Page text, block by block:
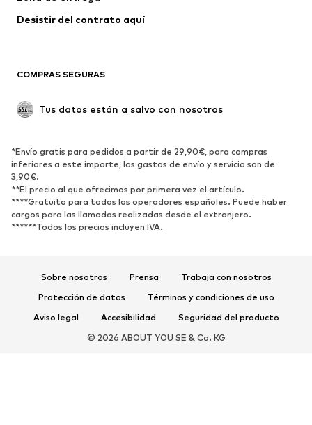
Abrigos
Tallas grandes
Reciclado
ZAPATOS
Nuevo
Zapatillas de deporte
Botines
Zapatos de tacón y plataforma Botas
Zapatillas de casa
Exclusivo
Desistir del contrato aquí
COMPRAS SEGURAS
Tus datos están a salvo con nosotros
*Envío gratis para pedidos a partir de 29,90€, para compras
inferiores a este importe, los gastos de envío y servicio son de
3,90€.
**El precio al que ofrecimos por primera vez el artículo.
****Gratuito para todos los operadores españoles. Puede haber
cargos para las llamadas realizadas desde el extranjero.
******Todos los precios incluyen IVA.
Sobre nosotros Prensa
Trabaja con nosotros
Protección de datos
Términos y condiciones de uso
Aviso legal
Accesibilidad
Seguridad del producto
© 2026 ABOUT YOU SE & Co. KG